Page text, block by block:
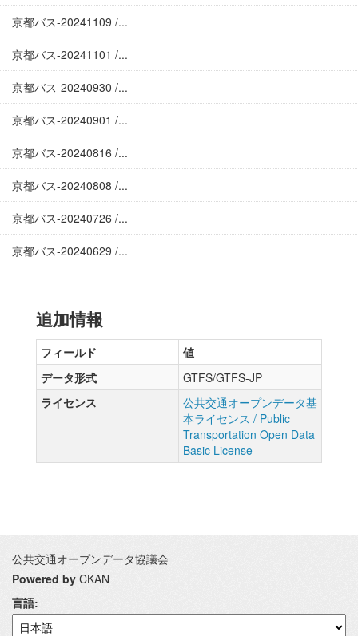
京都バス-20241109 /...
京都バス-20241101 /...
京都バス-20240930 /...
京都バス-20240901 /...
京都バス-20240816 /...
京都バス-20240808 /...
京都バス-20240726 /...
京都バス-20240629 /...
追加情報
フィールド
値
データ形式
GTFS/GTFS-JP
ライセンス
公共交通オープンデータ基
本ライセンス / Public
Transportation Open Data
Basic License
公共交通オープンデータ協議会
Powered by CKAN
言語